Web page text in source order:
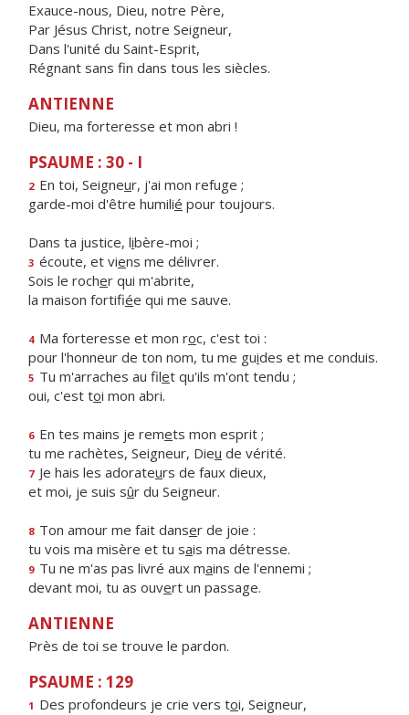
Exauce-nous, Dieu, notre Père,
Par Jésus Christ, notre Seigneur,
Dans l'unité du Saint-Esprit,
Régnant sans fin dans tous les siècles.
ANTIENNE
Dieu, ma forteresse et mon abri !
PSAUME : 30 - I
2 En toi, Seigneur, j'ai mon refuge ;
garde-moi d'être humilié pour toujours.
Dans ta justice, libère-moi ;
3 écoute, et viens me délivrer.
Sois le rocher qui m'abrite,
la maison fortifiée qui me sauve.
4 Ma forteresse et mon roc, c'est toi :
pour l'honneur de ton nom, tu me guides et me conduis.
5 Tu m'arraches au filet qu'ils m'ont tendu ;
oui, c'est toi mon abri.
6 En tes mains je remets mon esprit ;
tu me rachètes, Seigneur, Dieu de vérité.
7 Je hais les adorateurs de faux dieux,
et moi, je suis sûr du Seigneur.
8 Ton amour me fait danser de joie :
tu vois ma misère et tu sais ma détresse.
9 Tu ne m'as pas livré aux mains de l'ennemi ;
devant moi, tu as ouvert un passage.
ANTIENNE
Près de toi se trouve le pardon.
PSAUME : 129
1 Des profondeurs je crie vers toi, Seigneur,